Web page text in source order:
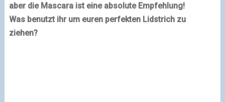
aber die Mascara ist eine absolute Empfehlung!
Was benutzt ihr um euren perfekten Lidstrich zu
ziehen?